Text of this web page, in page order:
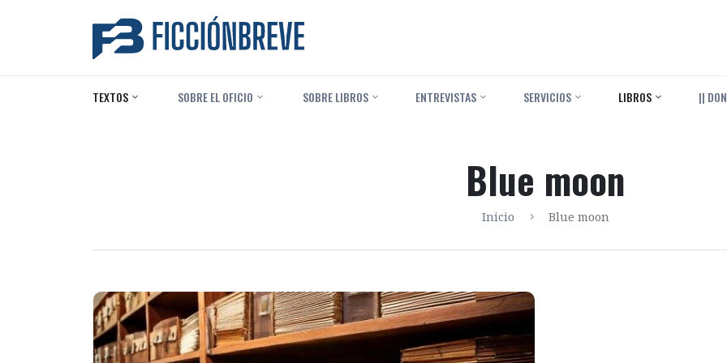
TEXTOS ‎ SOBRE EL OFICIO ‎ SOBRE LIBROS ENTREVISTAS SERVICIOS LIBROS ||
Blue moon
Inicio Blue moon